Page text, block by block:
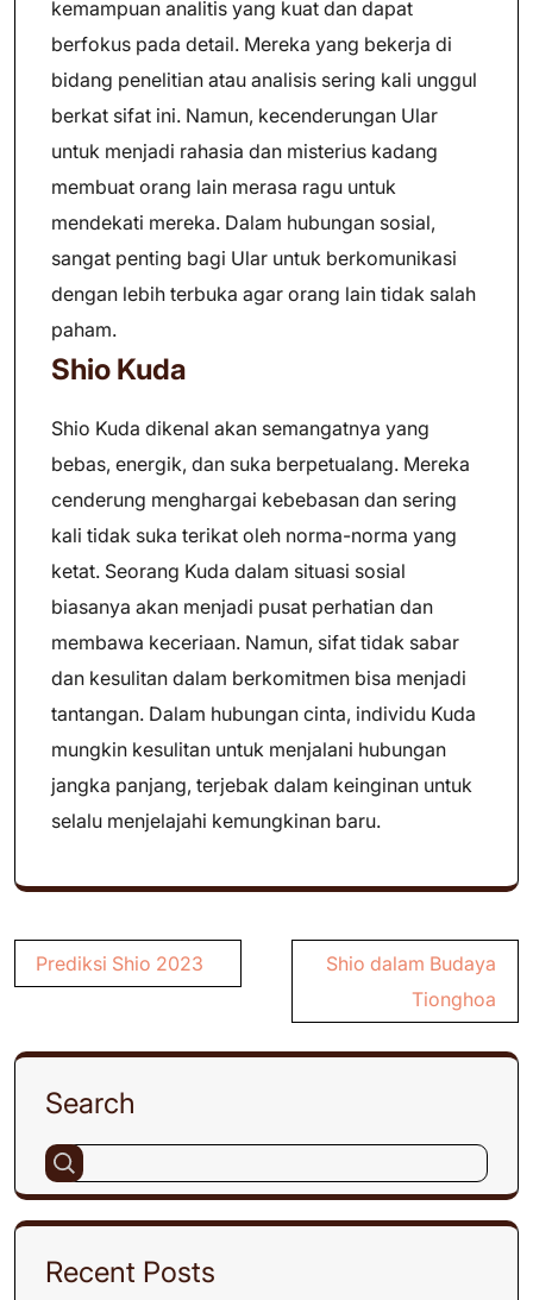
kemampuan analitis yang kuat dan dapat
berfokus pada detail. Mereka yang bekerja di
bidang penelitian atau analisis sering kali unggul
berkat sifat ini. Namun, kecenderungan Ular
untuk menjadi rahasia dan misterius kadang
membuat orang lain merasa ragu untuk
mendekati mereka. Dalam hubungan sosial,
sangat penting bagi Ular untuk berkomunikasi
dengan lebih terbuka agar orang lain tidak salah
paham.
Shio Kuda
Shio Kuda dikenal akan semangatnya yang
bebas, energik, dan suka berpetualang. Mereka
cenderung menghargai kebebasan dan sering
kali tidak suka terikat oleh norma-norma yang
ketat. Seorang Kuda dalam situasi sosial
biasanya akan menjadi pusat perhatian dan
membawa keceriaan. Namun, sifat tidak sabar
dan kesulitan dalam berkomitmen bisa menjadi
tantangan. Dalam hubungan cinta, individu Kuda
mungkin kesulitan untuk menjalani hubungan
jangka panjang, terjebak dalam keinginan untuk
selalu menjelajahi kemungkinan baru.
Post
navigation
Prediksi Shio 2023
Shio dalam Budaya
Tionghoa
Search
Recent Posts